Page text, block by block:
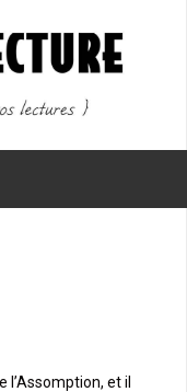
l’Assomption, et il